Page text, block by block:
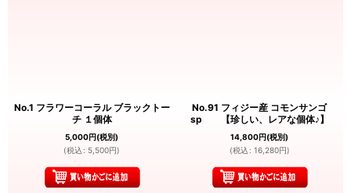
No.1 フラワーコーラル ブラックトー
チ １個体
5,000円(税別)
(税込 : 5,500円)
No.91 フィジー産 コモンサンゴ
sp 【珍しい、レアな個体♪】
14,800円(税別)
(税込 : 16,280円)